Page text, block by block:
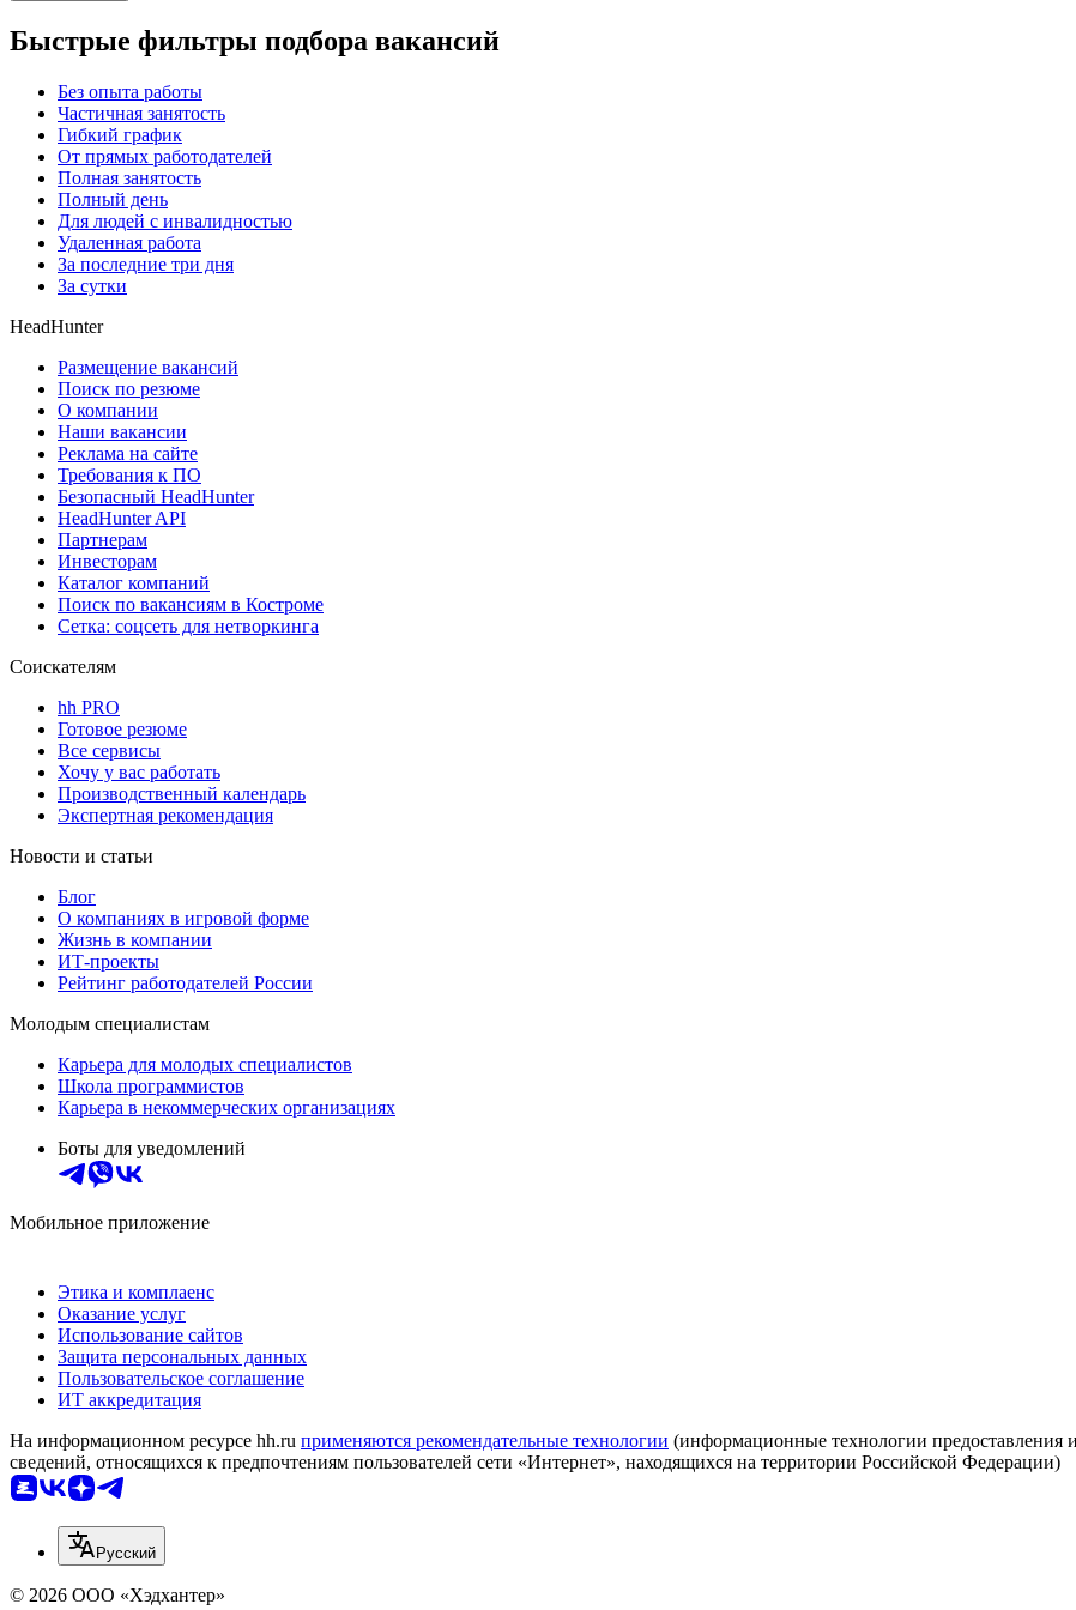
Быстрые фильтры подбора вакансий
Без опыта работы
Частичная занятость
Гибкий график
От прямых работодателей
Полная занятость
Полный день
Для людей с инвалидностью
Удаленная работа
За последние три дня
За сутки
HeadHunter
Размещение вакансий
Поиск по резюме
О компании
Наши вакансии
Реклама на сайте
Требования к ПО
Безопасный HeadHunter
HeadHunter API
Партнерам
Инвесторам
Каталог компаний
Поиск по вакансиям в Костроме
Сетка: соцсеть для нетворкинга
Соискателям
hh PRO
Готовое резюме
Все сервисы
Хочу у вас работать
Производственный календарь
Экспертная рекомендация
Новости и статьи
Блог
О компаниях в игровой форме
Жизнь в компании
ИТ-проекты
Рейтинг работодателей России
Молодым специалистам
Карьера для молодых специалистов
Школа программистов
Карьера в некоммерческих организациях
Боты для уведомлений
Мобильное приложение
Этика и комплаенс
Оказание услуг
Использование сайтов
Защита персональных данных
Пользовательское соглашение
ИТ аккредитация
На информационном ресурсе hh.ru применяются рекомендательные технологии (информационные технологии предоставления
сведений, относящихся к предпочтениям пользователей сети «Интернет», находящихся на территории Российской Федерации)
Русский
© 2026 ООО «Хэдхантер»